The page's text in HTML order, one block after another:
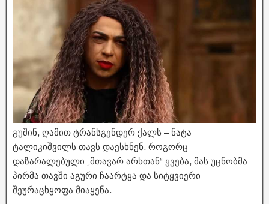
გუშინ, ღამით ტრანსგენდერ ქალს – ნატა
ტალიკიშვილს თავს დაესხნენ. როგორც
დაზარალებული „მთავარ არხთან“ ყვება, მას უცნობმა
პირმა თავში აგური ჩაარტყა და სიტყვიერი
შეურაცხყოფა მიაყენა.